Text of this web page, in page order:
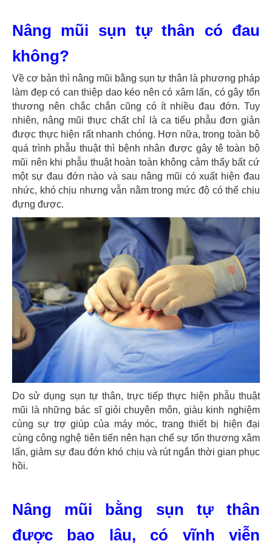
Nâng mũi sụn tự thân có đau
không?
Về cơ bản thì nâng mũi bằng sụn tự thân là phương pháp
làm đẹp có can thiệp dao kéo nên có xâm lấn, có gây tổn
thương nên chắc chắn cũng có ít nhiều đau đớn. Tuy
nhiên, nâng mũi thực chất chỉ là ca tiểu phẫu đơn giản
được thực hiện rất nhanh chóng. Hơn nữa, trong toàn bộ
quá trình phẫu thuật thì bệnh nhân được gây tê toàn bộ
mũi nên khi phẫu thuật hoàn toàn không cảm thấy bất cứ
một sự đau đớn nào và sau nâng mũi có xuất hiện đau
nhức, khó chịu nhưng vẫn nằm trong mức độ có thể chịu
đựng được.
Do sử dụng sụn tự thân, trực tiếp thực hiện phẫu thuật
mũi là những bác sĩ giỏi chuyên môn, giàu kinh nghiệm
cùng sự trợ giúp của máy móc, trang thiết bị hiện đại
cùng công nghệ tiên tiến nên hạn chế sự tổn thương xâm
lấn, giảm sự đau đớn khó chịu và rút ngắn thời gian phục
hồi.
Nâng mũi bằng sụn tự thân
được bao lâu, có vĩnh viễn